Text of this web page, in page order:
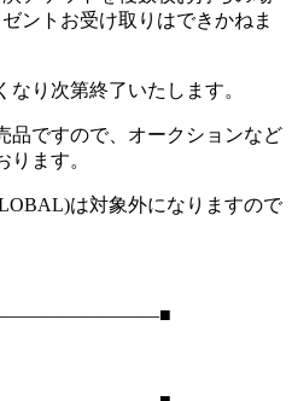
ントお受け取りはできかねま
り次第終了いたします。
ですので、オークションなど
ます。
は対象外になりますので